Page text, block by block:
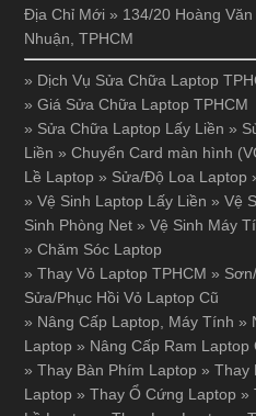
Địa Chỉ Mới » 134/20 Hoàng
Nhuận, TPHCM
» Dịch Vụ Sửa Chữa Laptop
»Giá Sửa Chữa Laptop TPHCM
» Sửa Chữa Laptop Lấy Liền »
Liền »Chuyển Card màn hình
Lề Laptop » Sửa/Độ Loa Laptop
»Vệ Sinh Laptop Lấy Liền »Vệ
Sinh Phòng Net »Vệ Sinh Máy
»Chăm Sóc Laptop
»Thay Vỏ Laptop TPHCM »
Sửa/Phục Hồi Vỏ Laptop Cũ
» Nâng Cấp Laptop, Máy Tính »
Laptop » Nâng Cấp Ram Laptop
»Thay Bàn Phím Laptop »Thay
Laptop »Thay Ổ Cứng Laptop »